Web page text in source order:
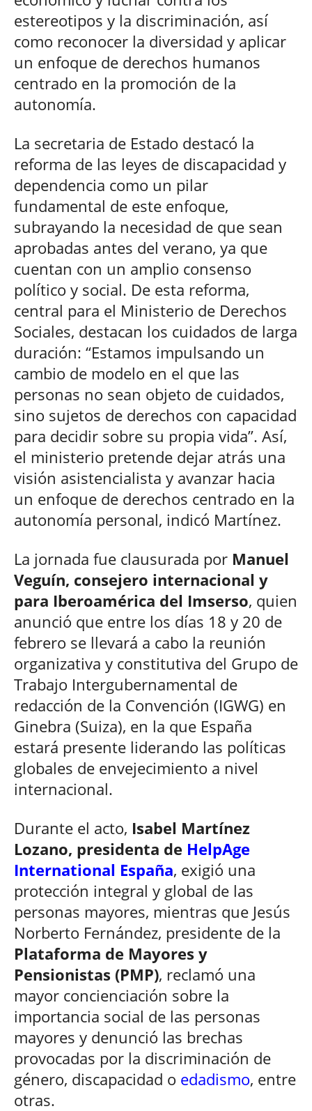
estereotipos y la discriminación, así
como reconocer la diversidad y aplicar
un enfoque de derechos humanos
centrado en la promoción de la
autonomía.
La secretaria de Estado destacó la
reforma de las leyes de discapacidad y
dependencia como un pilar
fundamental de este enfoque,
subrayando la necesidad de que sean
aprobadas antes del verano, ya que
cuentan con un amplio consenso
político y social. De esta reforma,
central para el Ministerio de Derechos
Sociales, destacan los cuidados de larga
duración: “Estamos impulsando un
cambio de modelo en el que las
personas no sean objeto de cuidados,
sino sujetos de derechos con capacidad
para decidir sobre su propia vida”. Así,
el ministerio pretende dejar atrás una
visión asistencialista y avanzar hacia
un enfoque de derechos centrado en la
autonomía personal, indicó Martínez.
La jornada fue clausurada por Manuel
Veguín, consejero internacional y
para Iberoamérica del Imserso, quien
anunció que entre los días 18 y 20 de
febrero se llevará a cabo la reunión
organizativa y constitutiva del Grupo de
Trabajo Intergubernamental de
redacción de la Convención (IGWG) en
Ginebra (Suiza), en la que España
estará presente liderando las políticas
globales de envejecimiento a nivel
internacional.
Durante el acto, Isabel Martínez
Lozano, presidenta de HelpAge
International España, exigió una
protección integral y global de las
personas mayores, mientras que Jesús
Norberto Fernández, presidente de la
Plataforma de Mayores y
Pensionistas (PMP), reclamó una
mayor concienciación sobre la
importancia social de las personas
mayores y denunció las brechas
provocadas por la discriminación de
género, discapacidad o edadismo, entre
otras.